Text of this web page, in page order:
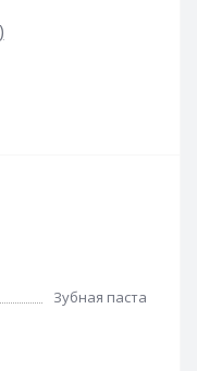
Зубная паста